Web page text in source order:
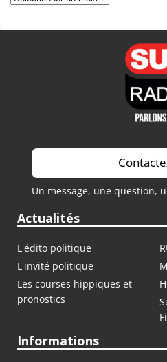
Un message, une question,
Actualités
L'édito politique
L'invité politique
Les courses hippiques et
pronostics
Informations